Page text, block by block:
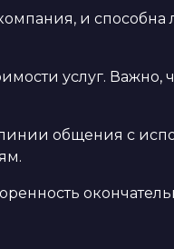
и способна
услуг. Важно,
общения с